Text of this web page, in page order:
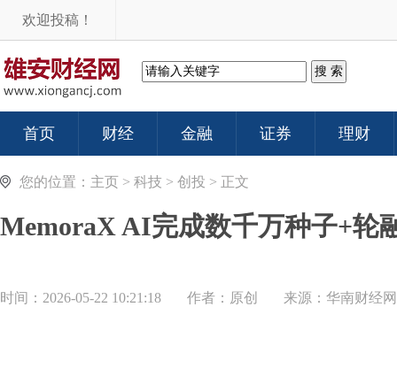
欢迎投稿！
首页 财经 金融 证券 理财
您的位置： 主页 > 科技 > 创投 > 正文
MemoraX AI完成数千万种子+轮
时间：2026-05-22 10:21:18 作者：原创 来源： 华南财经网